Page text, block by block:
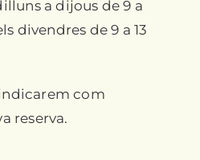
a dijous de 9 a
divendres de 9 a 13
com
reserva.